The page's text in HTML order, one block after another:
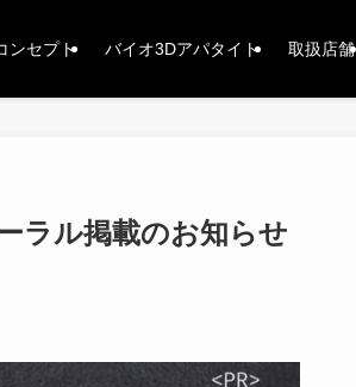
ンセプト バイオ3Dアパタイト 取扱店舗
ラル掲載のお知らせ